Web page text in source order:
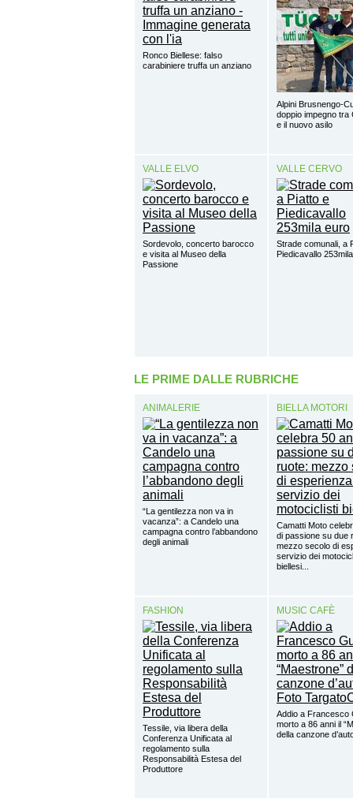
Ronco Biellese: falso
carabiniere truffa un anziano
Alpini Brusnengo-
doppio impegno tra
e il nuovo asilo
VALLE ELVO
Sordevolo, concerto barocco
e visita al Museo della
Passione
VALLE CERVO
Strade comunali, a
Piedicavallo
LE PRIME DALLE RUBRICHE
ANIMALERIE
“La gentilezza non va in
vacanza”: a Candelo una
campagna contro l’abbandono
degli animali
BIELLA MOTORI
Camatti Moto
di passione su due
mezzo secolo di
servizio dei
biellesi...
FASHION
Tessile, via libera della
Conferenza Unificata al
regolamento sulla
Responsabilità Estesa del
Produttore
MUSIC CAFÈ
Addio a Francesco
morto a 86 anni il
della canzone